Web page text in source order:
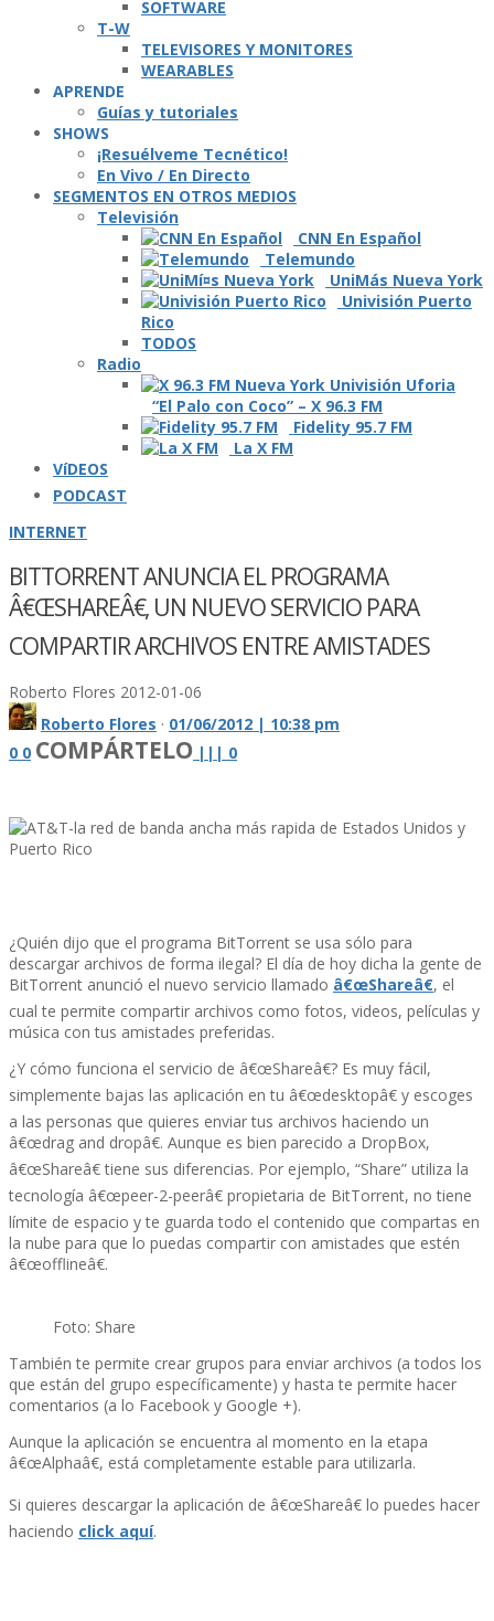
SOFTWARE
T-W
TELEVISORES Y MONITORES
WEARABLES
APRENDE
Guí­as y tutoriales
SHOWS
¡Resuélveme Tecnético!
En Vivo / En Directo
SEGMENTOS EN OTROS MEDIOS
Televisión
CNN En Español
Telemundo
UniMás Nueva York
Univisión Puerto
Rico
TODOS
Radio
“El Palo con Coco” – X 96.3 FM
Fidelity 95.7 FM
La X FM
VíDEOS
PODCAST
INTERNET
BITTORRENT ANUNCIA EL PROGRAMA
Â€ŒSHAREÂ€, UN NUEVO SERVICIO PARA
COMPARTIR ARCHIVOS ENTRE AMISTADES
Roberto Flores 2012-01-06
Roberto Flores · 01/06/2012 | 10:38 pm
0 0 COMPÁRTELO | | | 0
¿Quién dijo que el programa BitTorrent se usa sólo para
descargar archivos de forma ilegal? El dí­a de hoy dicha la gente de
BitTorrent anunció el nuevo servicio llamado â€œShareâ€, el
cual te permite compartir archivos como fotos, videos, pelí­culas y
música con tus amistades preferidas.
¿Y cómo funciona el servicio de â€œShareâ€? Es muy fácil,
simplemente bajas las aplicación en tu â€œdesktopâ€ y escoges
a las personas que quieres enviar tus archivos haciendo un
â€œdrag and dropâ€. Aunque es bien parecido a DropBox,
â€œShareâ€ tiene sus diferencias. Por ejemplo, “Share” utiliza la
tecnologí­a â€œpeer-2-peerâ€ propietaria de BitTorrent, no tiene
lí­mite de espacio y te guarda todo el contenido que compartas en
la nube para que lo puedas compartir con amistades que estén
â€œofflineâ€.
Foto: Share
También te permite crear grupos para enviar archivos (a todos los
que están del grupo especí­ficamente) y hasta te permite hacer
comentarios (a lo Facebook y Google +).
Aunque la aplicación se encuentra al momento en la etapa
â€œAlphaâ€, está completamente estable para utilizarla.
Si quieres descargar la aplicación de â€œShareâ€ lo puedes hacer
haciendo click aquí­.